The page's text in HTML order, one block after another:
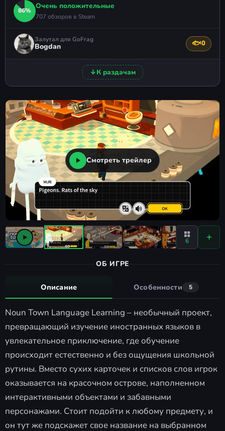
86%
Очень положительные
707 обзоров в Steam
Залутал для GoFrag
Bogdan 🐟0
↓К раздачам
Смотреть трейлер
6
ОБ ИГРЕ
Описание Особенности 5
Noun Town Language Learning – необычный проект,
превращающий изучение иностранных языков в
увлекательное приключение, где обучение
происходит естественно и без ощущения школьной
рутины. Вместо сухих карточек и списков слов игрок
оказывается на красочном острове, наполненном
интерактивными объектами и забавными
персонажами. Стоит подойти к любому предмету, и
он тут же подскажет свое название на выбранном